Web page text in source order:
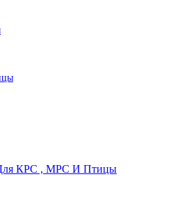
КРС , МРС И Птицы